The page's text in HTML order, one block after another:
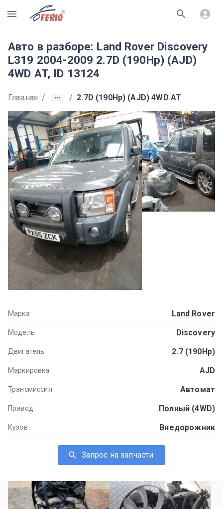
R
Авто в разборе: Land Rover Discovery
L319 2004-2009 2.7D (190Hp) (AJD)
4WD AT, ID 13124
Главная / / 2.7D (190Hp) (AJD) 4WD AT
Марка Land Rover
Модель Discovery
Двигатель 2.7 (190Hp)
Маркировка AJD
Трансмиссия Автомат
Привод Полный (4WD)
Кузов Внедорожник
Запрос на запчасти